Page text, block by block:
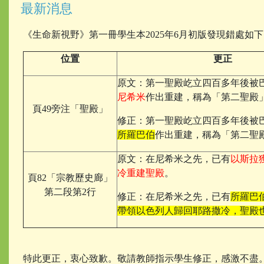
最新消息
《生命新視野》第一冊學生本2025年6月初版發現錯處如
位置 更正
頁49旁注「聖殿」
原文：第一聖殿屹立四百多年後被
尼希米作出重建，稱為「第二聖殿
修正：第一聖殿屹立四百多年後被
所羅巴伯作出重建，稱為「第二聖
頁82「宗教歷史廊」
第二段第2行
原文：在尼希米之先，已有以斯拉
冷重建聖殿。
修正：在尼希米之先，已有所羅巴
帶領以色列人歸回耶路撒冷，聖殿
特此更正，衷心致歉。敬請教師指示學生修正，感激不盡